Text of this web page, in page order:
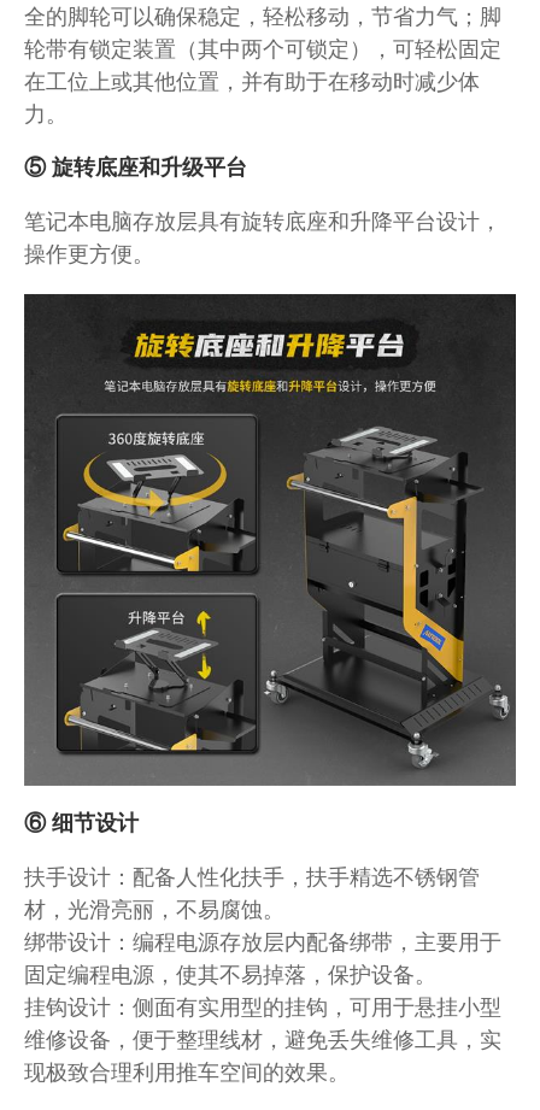
全的脚轮可以确保稳定，轻松移动，节省力气；脚
轮带有锁定装置（其中两个可锁定），可轻松固定
在工位上或其他位置，并有助于在移动时减少体
力。
⑤ 旋转底座和升级平台
笔记本电脑存放层具有旋转底座和升降平台设计，
操作更方便。
⑥ 细节设计
扶手设计：配备人性化扶手，扶手精选不锈钢管
材，光滑亮丽，不易腐蚀。
绑带设计：编程电源存放层内配备绑带，主要用于
固定编程电源，使其不易掉落，保护设备。
挂钩设计：侧面有实用型的挂钩，可用于悬挂小型
维修设备，便于整理线材，避免丢失维修工具，实
现极致合理利用推车空间的效果。